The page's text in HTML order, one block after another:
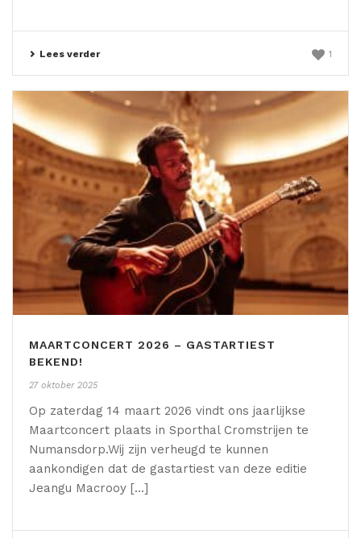
Lees verder 1
MAARTCONCERT 2026 – GASTARTIEST
BEKEND!
27 oktober 2025
Op zaterdag 14 maart 2026 vindt ons jaarlijkse
Maartconcert plaats in Sporthal Cromstrijen te
Numansdorp.Wij zijn verheugd te kunnen
aankondigen dat de gastartiest van deze editie
Jeangu Macrooy [...]